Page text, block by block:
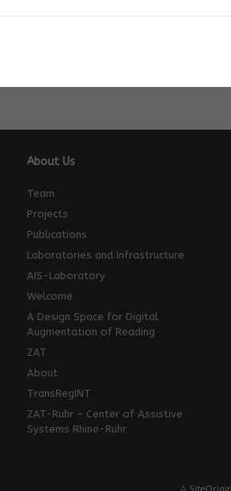
About Us
Team
Projects
Publications
Laboratories and Infrastructure
AIS-Laboratory
Welcome
A Design Space for Digital
Augmentation of Reading
ZAT
About
TransRegINT
ZAT-Ruhr – Center of Assistive
Systems Rhine-Ruhr
A SiteOrigin